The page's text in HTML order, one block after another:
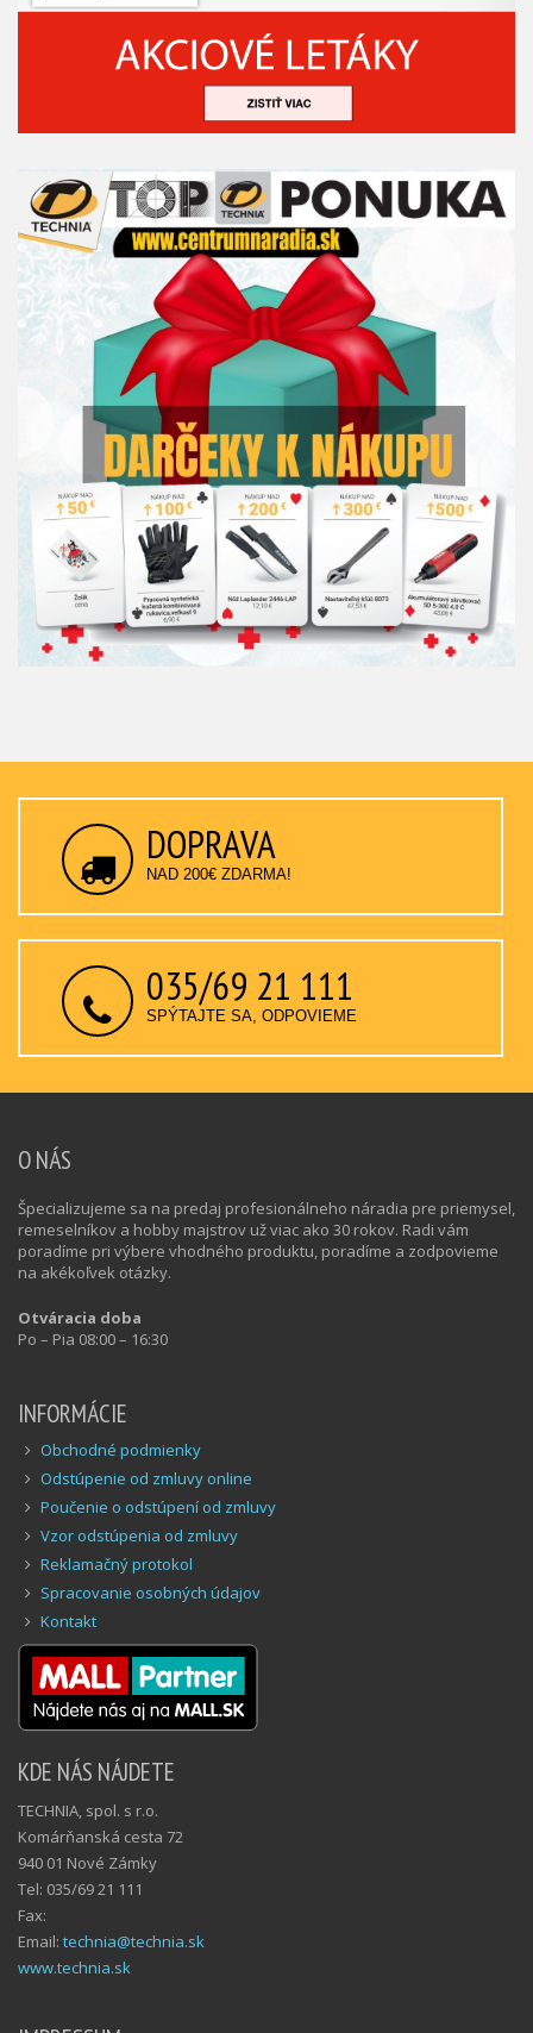
DOPRAVA
NAD 200€ ZDARMA!
035/69 21 111
SPÝTAJTE SA, ODPOVIEME
O NÁS
Špecializujeme sa na predaj profesionálneho náradia pre priemysel,
remeselníkov a hobby majstrov už viac ako 30 rokov. Radi vám
poradíme pri výbere vhodného produktu, poradíme a zodpovieme
na akékoľvek otázky.
Otváracia doba
Po – Pia 08:00 – 16:30
INFORMÁCIE
Obchodné podmienky
Odstúpenie od zmluvy online
Poučenie o odstúpení od zmluvy
Vzor odstúpenia od zmluvy
Reklamačný protokol
Spracovanie osobných údajov
Kontakt
KDE NÁS NÁJDETE
TECHNIA, spol. s r.o.
Komárňanská cesta 72
940 01 Nové Zámky
Tel: 035/69 21 111
Fax:
Email: technia@technia.sk
www.technia.sk